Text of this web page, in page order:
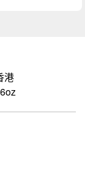
港